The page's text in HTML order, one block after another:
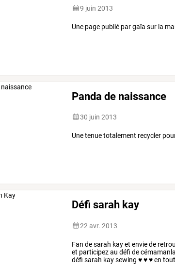
9 juin 2013
Une page publié par gaïa sur la
Panda de naissance
30 juin 2013
Une tenue totalement recycler
Défi sarah kay
22 avr. 2013
Fan de sarah kay et envie de
et participez au défi de
défi sarah kay sewing ♥ ♥ ♥ en